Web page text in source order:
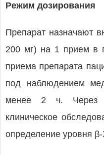
Режим дозирования
Препарат назначают
200 мг) на 1 прием в
приема препарата
под наблюдением
менее 2 ч. Через
клиническое
определение уровня